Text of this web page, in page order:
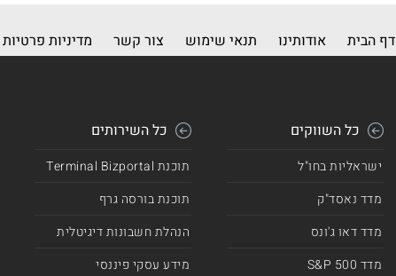
דף הבית אודותינו תנאי שימוש צור קשר מדיניות פרטיות
כל השווקים
ישראליות בחו"ל
מדד נאסד"ק
מדד דאו ג'ונס
מדד 500 S&P
כל השירותים
תוכנת Terminal Bizportal
תוכנת בורסה גרף
הנהלת חשבונות דיגיטלית
מידע עסקי פיננסי